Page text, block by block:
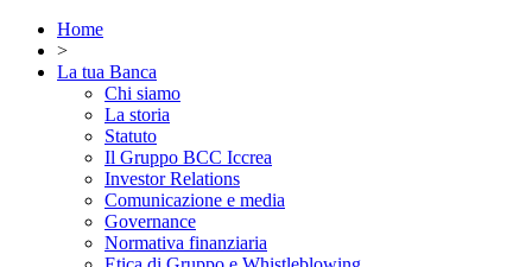
Home
>
La tua Banca
Chi siamo
La storia
Statuto
Il Gruppo BCC Iccrea
Investor Relations
Comunicazione e media
Governance
Normativa finanziaria